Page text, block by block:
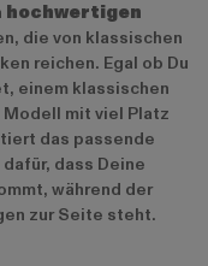
hochwertigen
die von klassischen
reichen. Egal ob Du
einem klassischen
mit viel Platz
das passende
dass Deine
während der
zur Seite steht.